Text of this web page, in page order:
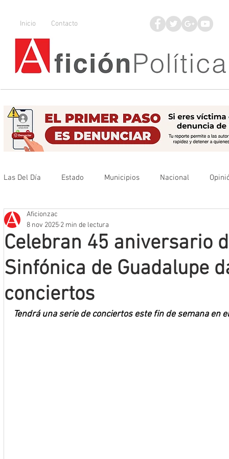
Inicio Contacto
Las Del Día Estado Municipios Nacional
Que no se olvide
Mineros LNBP
Celebran 45 aniversario
Sinfónica de Guadalupe
conciertos
Aficionzac
8 nov 2025 2 min de lectura
Tendrá una serie de conciertos este fin de semana en